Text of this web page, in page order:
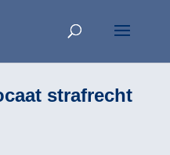
strafrecht